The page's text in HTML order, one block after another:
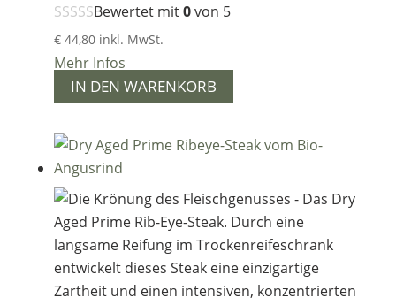
Bewertet mit0von 5
€44,80 inkl. MwSt.
Mehr Infos
IN DEN WARENKORB